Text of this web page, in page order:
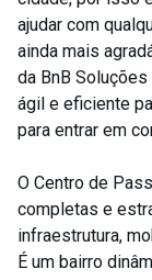
ajudar com
ainda mais
da BnB
ágil e eficiente
para entrar em
O Centro de
completas e
infraestrutura,
É um bairro